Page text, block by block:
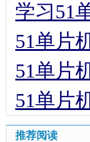
学习51
51单片
51单片
51单片
推荐阅读